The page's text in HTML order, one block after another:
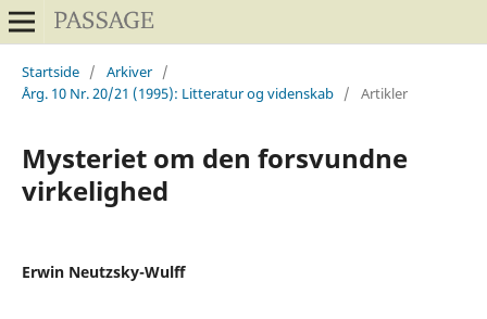
Startside / Arkiver /
Årg. 10 Nr. 20/21 (1995): Litteratur og videnskab / Artikler
Mysteriet om den forsvundne
virkelighed
Erwin Neutzsky-Wulff